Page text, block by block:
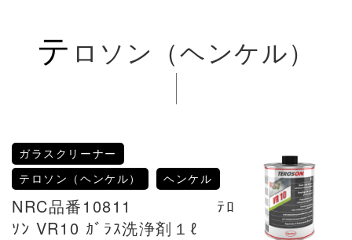
テ ロソン（ヘンケル）
ガラスクリーナー
テロソン（ヘンケル）
ヘンケル
NRC品番10811 ﾃﾛ
ｿﾝ VR10 ｶﾞﾗｽ洗浄剤１ℓ